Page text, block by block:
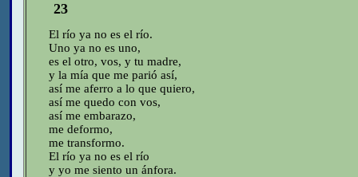
23
El río ya no es el río.
Uno ya no es uno,
es el otro, vos, y tu madre,
y la mía que me parió así,
así me aferro a lo que quiero,
así me quedo con vos,
así me embarazo,
me deformo,
me transformo.
El río ya no es el río
y yo me siento un ánfora.